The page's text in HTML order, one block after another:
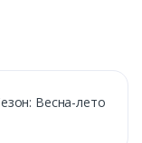
Весна-лето